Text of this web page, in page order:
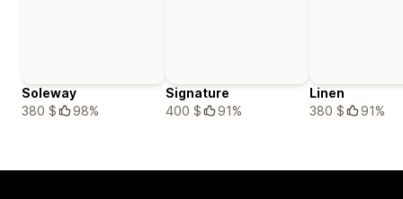
Soleway
380 $
98%
Signature
400 $
91%
Linen
380 $
91%